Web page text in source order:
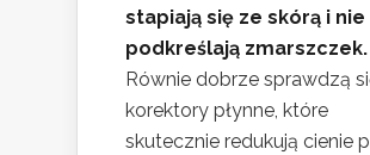
stapiają się ze skórą i nie
podkreślają zmarszczek.
Równie dobrze sprawdzą
korektory płynne, które
skutecznie redukują cienie